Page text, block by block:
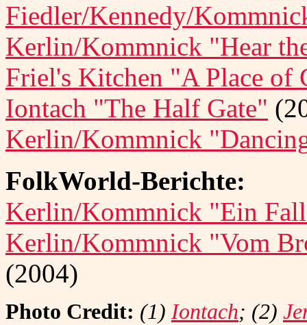
Fiedler/Kennedy/
Kerlin/Kommnick "Hear
Friel's Kitchen "A Place of
Iontach "The Half Gate"
Kerlin/Kommnick
FolkWorld-Berichte:
Kerlin/Kommnick "Ein
Kerlin/Kommnick "Vom
(2004)
Photo Credit: (1) Iontach; (2)